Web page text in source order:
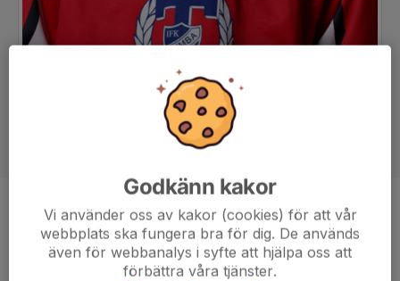
Position
-
Ålder
15 år
Godkänn kakor
Vi använder oss av kakor (cookies) för att vår
webbplats ska fungera bra för dig. De används
även för webbanalys i syfte att hjälpa oss att
förbättra våra tjänster.